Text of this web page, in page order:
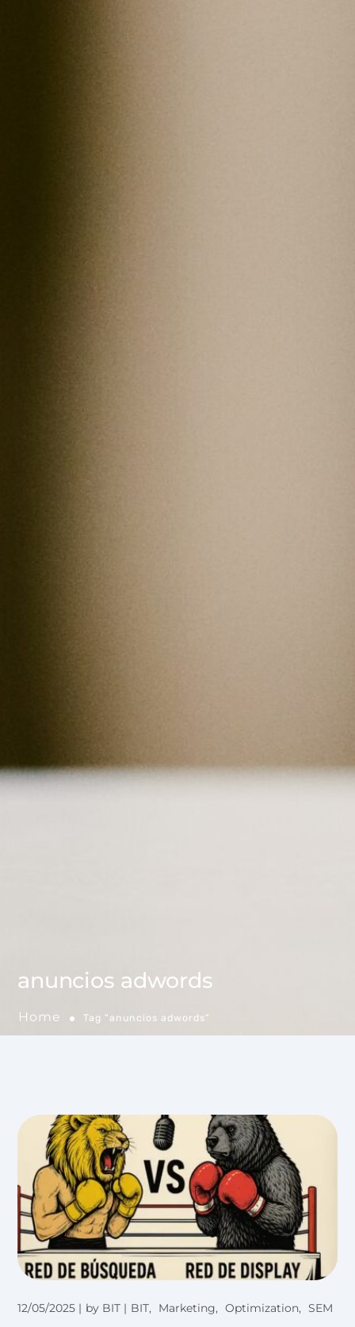
anuncios adwords
Home Tag "anuncios adwords"
12/05/2025 by BIT BIT Marketing Optimization SEM